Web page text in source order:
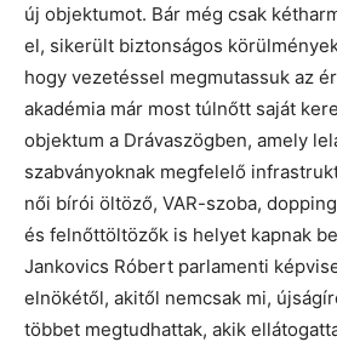
új objektumot. Bár még csak
el, sikerült biztonságos
hogy vezetéssel megmutassuk az
akadémia már most túlnőtt saját
objektum a Drávaszögben, amely
szabványoknak megfelelő
női bírói öltöző, VAR-szoba,
és felnőttöltözők is helyet kapnak
Jankovics Róbert parlamenti
elnökétől, akitől nemcsak mi,
többet megtudhattak, akik